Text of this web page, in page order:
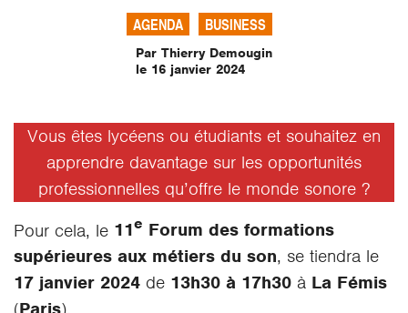
AGENDA BUSINESS
Par Thierry Demougin
le 16 janvier 2024
Vous êtes lycéens ou étudiants et souhaitez en
apprendre davantage sur les opportunités
professionnelles qu’offre le monde sonore ?
Pour cela, le 11e Forum des formations
supérieures aux métiers du son, se tiendra le
17 janvier 2024 de 13h30 à 17h30 à La Fémis